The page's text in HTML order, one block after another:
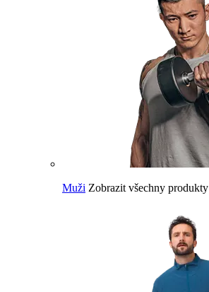
Muži Zobrazit všechny produkty